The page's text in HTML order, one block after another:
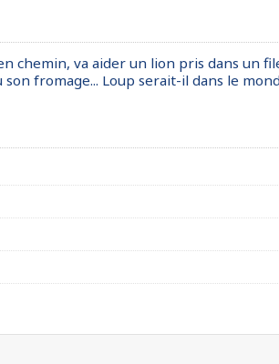
chemin, va aider un lion pris dans un
fromage... Loup serait-il dans le